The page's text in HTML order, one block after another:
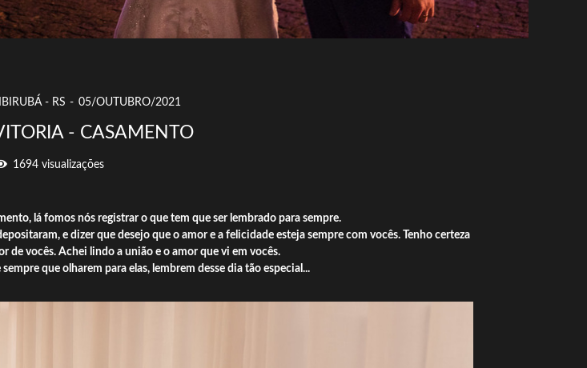
IBIRUBÁ - RS 05/OUTUBRO/2021
- CASAMENTO
1694visualizações
lá fomos nós registrar o que tem que ser lembrado para sempre.
e dizer que desejo que o amor e a felicidade esteja sempre com vocês. Tenho certeza
de vocês. Achei lindo a união e o amor que vi em vocês.
que olharem para elas, lembrem desse dia tão especial...